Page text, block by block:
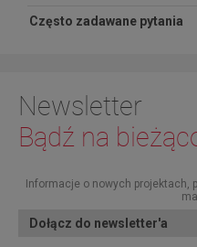
Często zadawane pytania
Newsletter
Bądź na
Informacje o nowych projektach,
Dołącz do newsletter'a